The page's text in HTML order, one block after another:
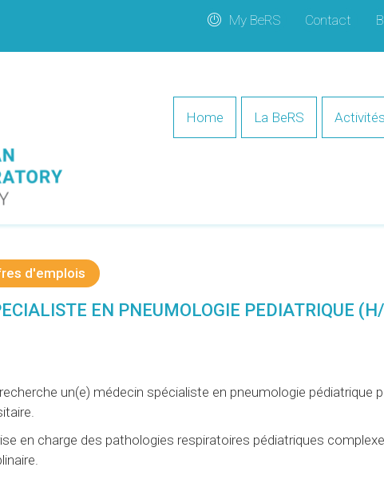
My BeRS Contact
Home La BeRS Activités
d'emplois
EN PNEUMOLOGIE PEDIATRIQUE
un(e) médecin spécialiste en pneumologie
en charge des pathologies respiratoires pédiatriques